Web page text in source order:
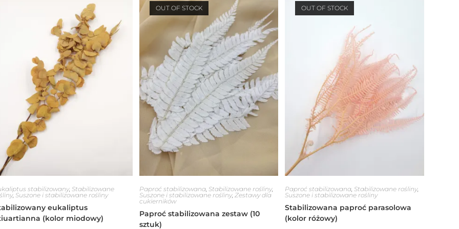
stabilizowany,Stabilizowane
,Suszone i stabilizowane rośliny
eukaliptus
(kolor miodowy)
OUT OF STOCK
Paproć stabilizowana, Stabilizowane rośliny,
Suszone i stabilizowane rośliny, Zestawy dla
cukierników
Paproć stabilizowana zestaw (10
sztuk)
OUT OF STOCK
Paproć stabilizowana, Stabilizowane rośliny,
Suszone i stabilizowane rośliny
Stabilizowana paproć parasolowa
(kolor różowy)